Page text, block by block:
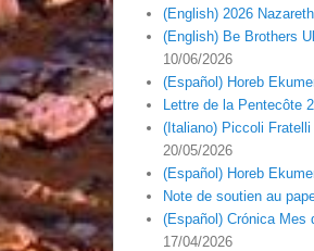
(English) 2026
(English) Be Brothers
10/06/2026
(Español) Horeb
Lettre de la Pentecôte
(Italiano) Piccoli
20/05/2026
(Español) Horeb
Note de soutien au
(Español) Crónica Mes
17/04/2026